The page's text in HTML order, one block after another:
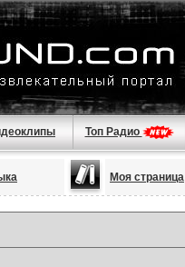
Топ Радио
Моя страница